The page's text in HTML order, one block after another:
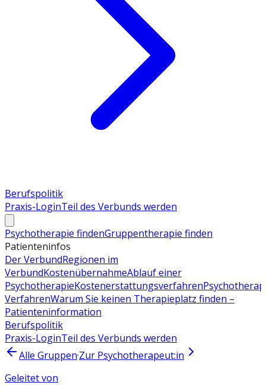
Berufspolitik
Praxis-LoginTeil des Verbunds werden
Psychotherapie findenGruppentherapie finden
Patienteninfos
Der VerbundRegionen im
VerbundKostenübernahmeAblauf einer
PsychotherapieKostenerstattungsverfahren
VerfahrenWarum Sie keinen Therapieplatz finden –
Patienteninformation
Berufspolitik
Praxis-LoginTeil des Verbunds werden
Alle Gruppen·Zur Psychotherapeut:in
Geleitet von